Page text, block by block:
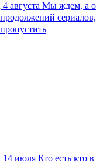
4 августа Мы ждем, а
продолжений
пропустить
14 июля Кто есть кто